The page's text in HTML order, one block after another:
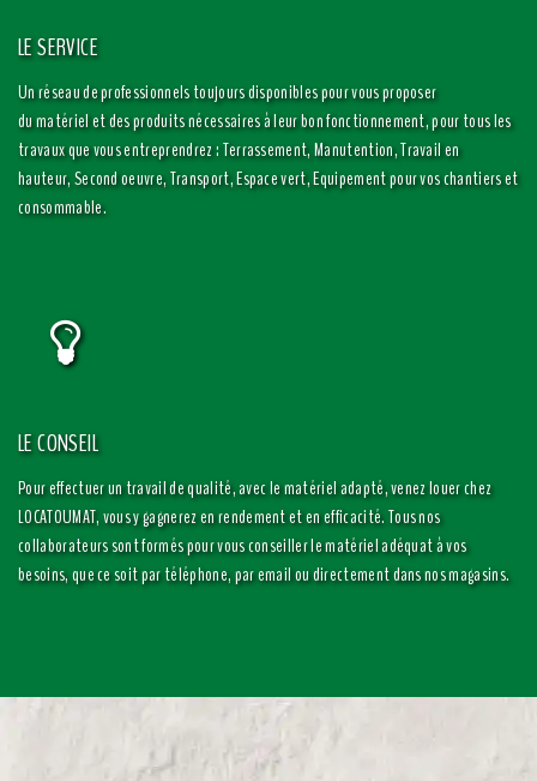
LE SERVICE
Un réseau de professionnels toujours disponibles pour vous proposer
du matériel et des produits nécessaires à leur bon fonctionnement, pour tous les
travaux que vous entreprendrez : Terrassement, Manutention, Travail en
hauteur, Second oeuvre, Transport, Espace vert, Equipement pour vos chantiers et
consommable.
LE CONSEIL
Pour effectuer un travail de qualité, avec le matériel adapté, venez louer chez
LOCATOUMAT, vous y gagnerez en rendement et en efficacité. Tous nos
collaborateurs sont formés pour vous conseiller le matériel adéquat à vos
besoins, que ce soit par téléphone, par email ou directement dans nos magasins.